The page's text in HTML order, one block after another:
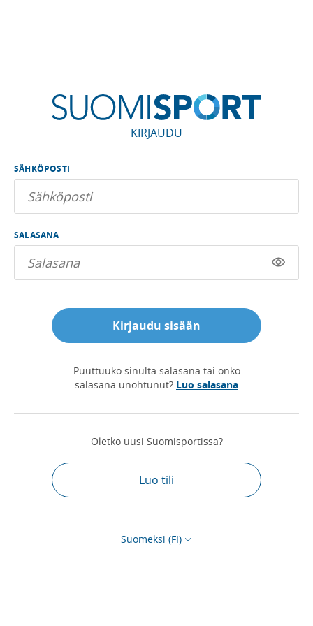
KIRJAUDU
SÄHKÖPOSTI
SALASANA
Kirjaudu sisään
Puuttuuko sinulta salasana tai onko
salasana unohtunut? Luo salasana
Oletko uusi Suomisportissa?
Luo tili
Suomeksi (FI)